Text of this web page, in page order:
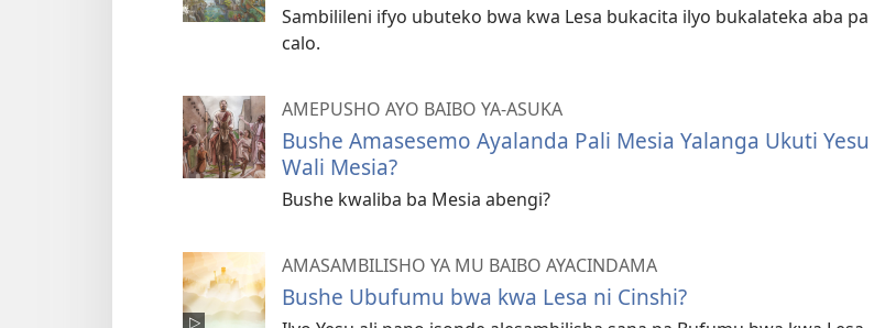
Sambilileni ifyo ubuteko bwa kwa Lesa bukacita ilyo bukalateka aba pa
calo.
AMEPUSHO AYO BAIBO YA-ASUKA
Bushe Amasesemo Ayalanda Pali Mesia Yalanga Ukuti Yesu
Wali Mesia?
Bushe kwaliba ba Mesia abengi?
AMASAMBILISHO YA MU BAIBO AYACINDAMA
Bushe Ubufumu bwa kwa Lesa ni Cinshi?